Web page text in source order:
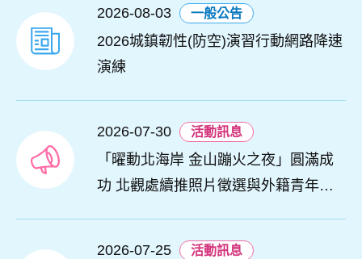
2026-08-03 一般公告
2026城鎮韌性(防空)演習行動網路降速
演練
2026-07-30 活動訊息
「曜動北海岸 金山蹦火之夜」圓滿成
功 北觀處續推照片徵選與外籍青年免
2026-07-25 活動訊息